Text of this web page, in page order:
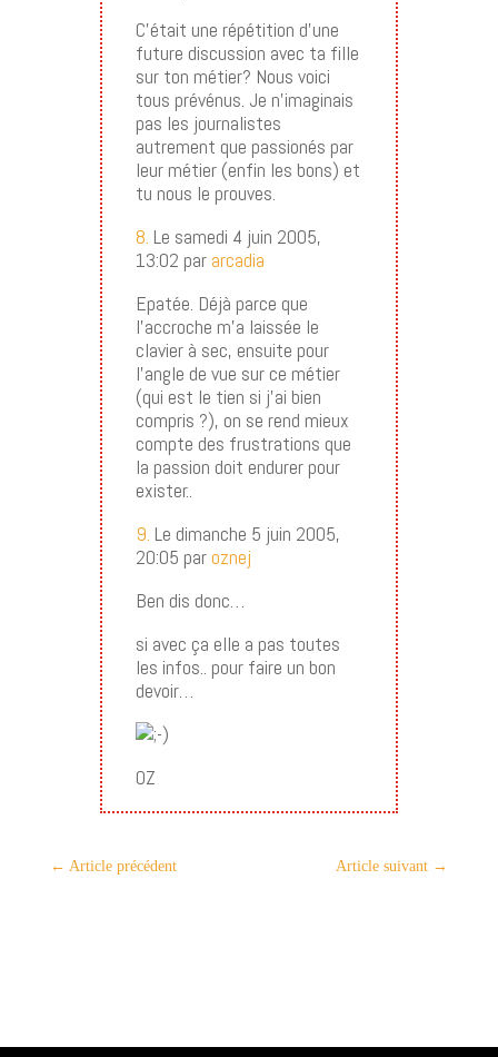
C’était une répétition d’une
future discussion avec ta fille
sur ton métier? Nous voici
tous prévénus. Je n’imaginais
pas les journalistes
autrement que passionés par
leur métier (enfin les bons) et
tu nous le prouves.
8. Le samedi 4 juin 2005,
13:02 par arcadia
Epatée. Déjà parce que
l’accroche m’a laissée le
clavier à sec, ensuite pour
l’angle de vue sur ce métier
(qui est le tien si j’ai bien
compris ?), on se rend mieux
compte des frustrations que
la passion doit endurer pour
exister..
9. Le dimanche 5 juin 2005,
20:05 paroznej
Ben dis donc…
si avec ça elle a pas toutes
les infos.. pour faire un bon
devoir…
OZ
← Article précédent Article suivant →